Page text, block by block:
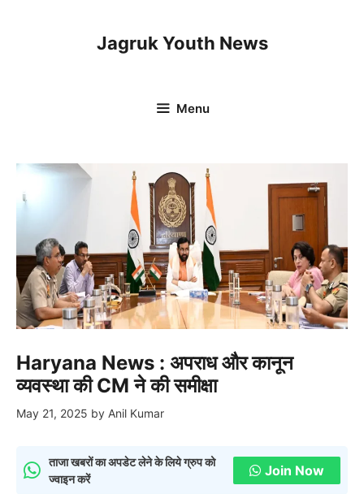
Jagruk Youth News
Menu
Haryana News : अपराध और कानून
व्यवस्था की CM ने की समीक्षा
May 21, 2025 by Anil Kumar
ताजा खबरों का अपडेट लेने के लिये ग्रुप को
ज्वाइन करें
Join Now